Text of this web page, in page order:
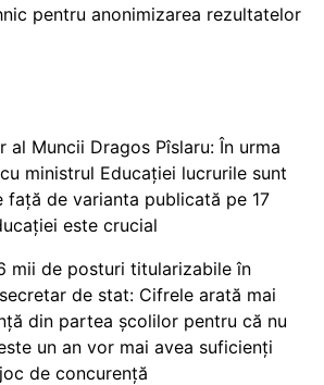
pentru anonimizarea rezultatelor
al Muncii Dragos Pîslaru: În urma
ministrul Educației lucrurile sunt
față de varianta publicată pe 17
este crucial
mii de posturi titularizabile în
de stat: Cifrele arată mai
din partea școlilor pentru că nu
un an vor mai avea suficienți
de concurență